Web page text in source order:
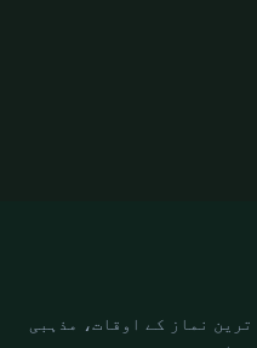
نماز کے اوقات، مذہبی